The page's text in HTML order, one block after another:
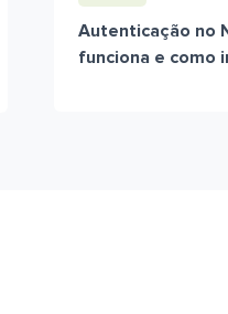
Autenticação no
funciona e como